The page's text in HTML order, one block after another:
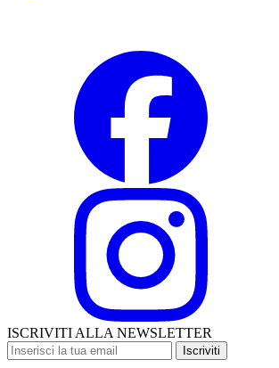
ISCRIVITI ALLA NEWSLETTER
Iscriviti